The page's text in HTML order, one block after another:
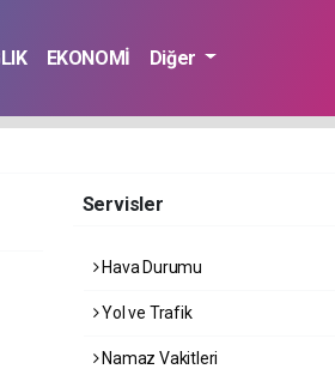
EKONOMİ Diğer
Servisler
Hava Durumu
Yol ve Trafik
Namaz Vakitleri